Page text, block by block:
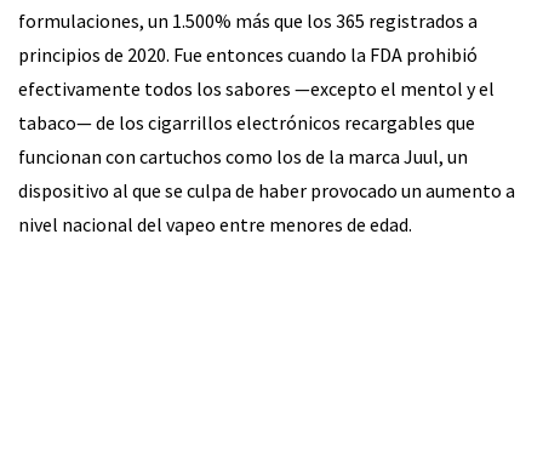
formulaciones, un 1.500% más que los 365 registrados a
principios de 2020. Fue entonces cuando la FDA prohibió
efectivamente todos los sabores —excepto el mentol y el
tabaco— de los cigarrillos electrónicos recargables que
funcionan con cartuchos como los de la marca Juul, un
dispositivo al que se culpa de haber provocado un aumento a
nivel nacional del vapeo entre menores de edad.